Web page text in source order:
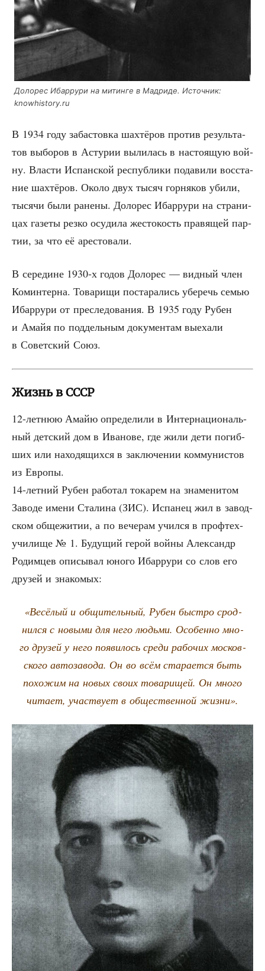
Доло­рес Ибар­ру­ри на митин­ге в Мад­ри­де. Источ­ник:
knowhistory.ru
В 1934 году заба­стов­ка шах­тё­ров про­тив резуль­та­
тов выбо­ров в Асту­рии выли­лась в насто­я­щую вой­
ну. Вла­сти Испан­ской рес­пуб­ли­ки пода­ви­ли вос­ста­
ние шах­тё­ров. Око­ло двух тысяч гор­ня­ков уби­ли,
тыся­чи были ране­ны. Доло­рес Ибар­ру­ри на стра­ни­
цах газе­ты рез­ко осу­ди­ла жесто­кость пра­вя­щей пар­
тии, за что её арестовали.
В сере­дине 1930‑х годов Доло­рес — вид­ный член
Комин­тер­на. Това­ри­щи поста­ра­лись убе­речь семью
Ибар­ру­ри от пре­сле­до­ва­ния. В 1935 году Рубен
и Амайя по под­дель­ным доку­мен­там выеха­ли
в Совет­ский Союз.
Жизнь в СССР
12-лет­нюю Амайю опре­де­ли­ли в Интер­на­ци­о­наль­
ный дет­ский дом в Ива­но­ве, где жили дети погиб­
ших или нахо­дя­щих­ся в заклю­че­нии ком­му­ни­стов
из Европы.
14-лет­ний Рубен рабо­тал тока­рем на зна­ме­ни­том
Заво­де име­ни Ста­ли­на (ЗИС). Испа­нец жил в завод­
ском обще­жи­тии, а по вече­рам учил­ся в проф­тех­
учи­ли­ще № 1. Буду­щий герой вой­ны Алек­сандр
Родим­цев опи­сы­вал юно­го Ибар­ру­ри со слов его
дру­зей и знакомых:
«Весё­лый и общи­тель­ный, Рубен быст­ро срод­
нил­ся с новы­ми для него людь­ми. Осо­бен­но мно­
го дру­зей у него появи­лось сре­ди рабо­чих мос­ков­
ско­го авто­за­во­да. Он во всём ста­ра­ет­ся быть
похо­жим на новых сво­их това­ри­щей. Он мно­го
чита­ет, участ­ву­ет в обще­ствен­ной жизни».